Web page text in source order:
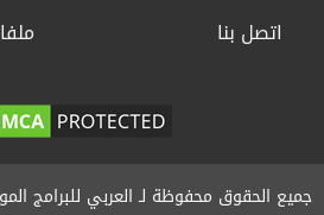
اتصل بنا
جميع الحقوق محفوظة لـ العربي للبرامج